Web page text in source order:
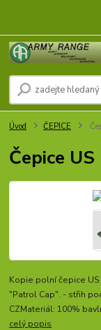
Úvod ČEPICE
Čepice
Kopie polní čepice US
"Patrol Cap". - střih
CZMateriál: 100%
celý popis